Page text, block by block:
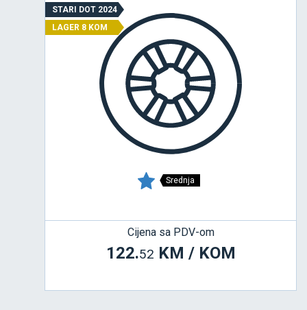
STARI DOT 2024
LAGER 8 KOM
Srednja
Cijena sa PDV-om
122.52 KM / KOM